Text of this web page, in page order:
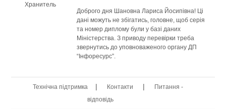
Хранитель
Доброго дня Шановна Лариса Йосипівна! Ці
дані можуть не збігатись, головне, щоб серія
та номер диплому були у базі даних
Міністерства. З приводу перевірки треба
звернутись до уповноваженого органу ДП
“Інфоресурс”.
Технічна підтримка | Контакти |
Питання -
відповідь